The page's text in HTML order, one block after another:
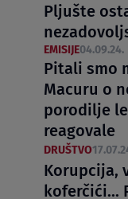
Pljušte
EMISIJE04.09.24.
Pitali smo
Macuru o
porodilje
reagovale
DRUŠTVO
Korupcija,
koferčići...